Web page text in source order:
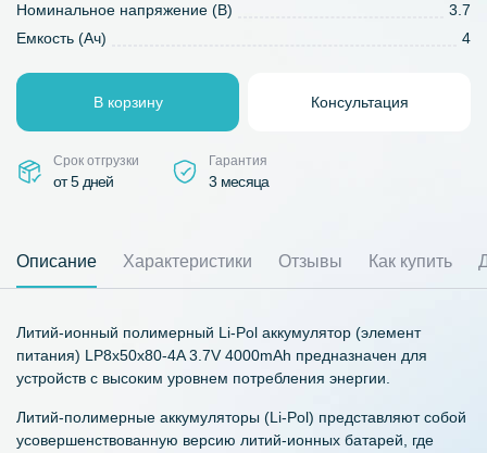
Номинальное напряжение (В)
3.7
Емкость (Ач)
4
В корзину Консультация
Срок отгрузки
от 5 дней
Гарантия
3 месяца
Описание Характеристики Отзывы Как купить
Литий-ионный полимерный Li-Pol аккумулятор (элемент
питания) LP8x50x80-4A 3.7V 4000mAh предназначен для
устройств с высоким уровнем потребления энергии.
Литий-полимерные аккумуляторы (Li-Pol) представляют собой
усовершенствованную версию литий-ионных батарей, где